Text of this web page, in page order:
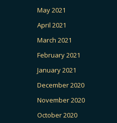
May 2021
April 2021
March 2021
February 2021
January 2021
December 2020
November 2020
October 2020